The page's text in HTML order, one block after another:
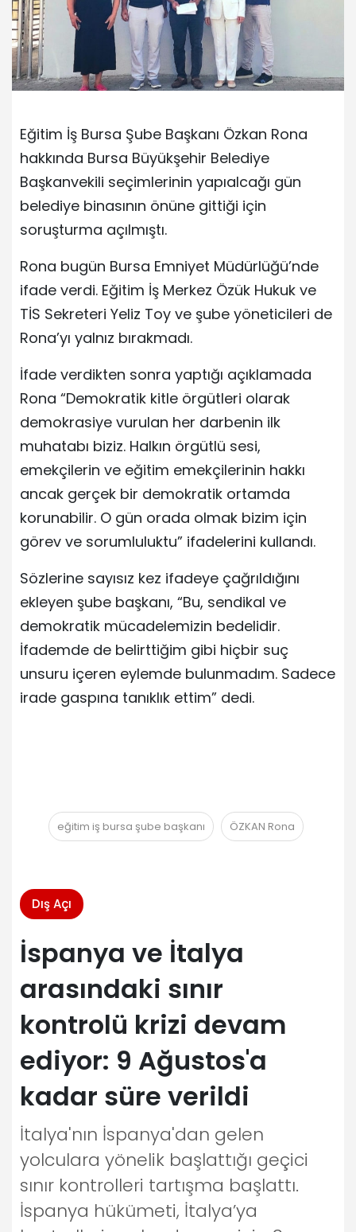
Eğitim İş Bursa Şube Başkanı Özkan Rona
hakkında Bursa Büyükşehir Belediye
Başkanvekili seçimlerinin yapıalcağı gün
belediye binasının önüne gittiği için
soruşturma açılmıştı.
Rona bugün Bursa Emniyet Müdürlüğü’nde
ifade verdi. Eğitim İş Merkez Özük Hukuk ve
TİS Sekreteri Yeliz Toy ve şube yöneticileri de
Rona’yı yalnız bırakmadı.
İfade verdikten sonra yaptığı açıklamada
Rona “Demokratik kitle örgütleri olarak
demokrasiye vurulan her darbenin ilk
muhatabı biziz. Halkın örgütlü sesi,
emekçilerin ve eğitim emekçilerinin hakkı
ancak gerçek bir demokratik ortamda
korunabilir. O gün orada olmak bizim için
görev ve sorumluluktu” ifadelerini kullandı.
Sözlerine sayısız kez ifadeye çağrıldığını
ekleyen şube başkanı, “Bu, sendikal ve
demokratik mücadelemizin bedelidir.
İfademde de belirttiğim gibi hiçbir suç
unsuru içeren eylemde bulunmadım. Sadece
irade gaspına tanıklık ettim” dedi.
eğitim iş bursa şube başkanı ÖZKAN Rona
Dış Açı
İspanya ve İtalya
arasındaki sınır
kontrolü krizi devam
ediyor: 9 Ağustos'a
kadar süre verildi
İtalya'nın İspanya'dan gelen
yolculara yönelik başlattığı geçici
sınır kontrolleri tartışma başlattı.
İspanya hükümeti, İtalya’ya